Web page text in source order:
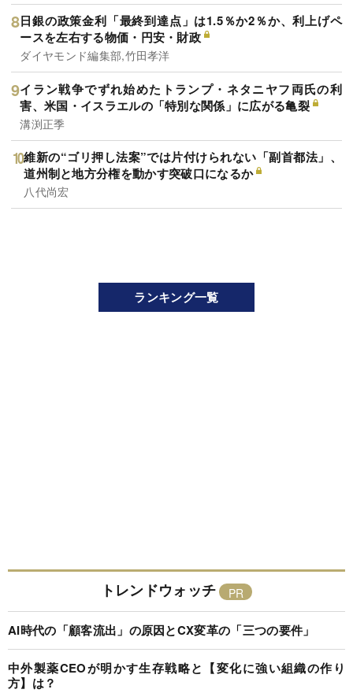
日銀の政策金利「最終到達点」は1.5％か2％か、利上げペ
ースを左右する物価・円安・財政
ダイヤモンド編集部,竹田孝洋
イラン戦争でずれ始めたトランプ・ネタニヤフ両氏の利
害、米国・イスラエルの「特別な関係」に広がる亀裂
溝渕正季
維新の“ゴリ押し法案”では片付けられない「副首都法」、
道州制と地方分権を動かす突破口になるか
八代尚宏
ランキング一覧
トレンドウォッチ
AI時代の「顧客流出」の原因とCX変革の「三つの要件」
中外製薬CEOが明かす生存戦略と【変化に強い組織の作り
方】は？